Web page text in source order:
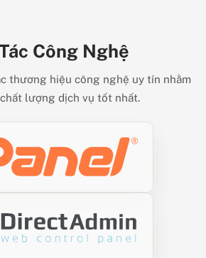
Công Nghệ
thương hiệu công nghệ uy tín nhằm
lượng dịch vụ tốt nhất.